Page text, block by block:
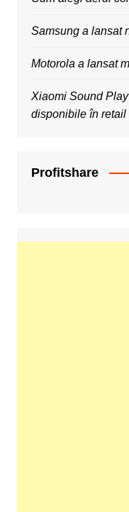
Samsung a lansat
Motorola a lansat
Xiaomi Sound
disponibile în retail
Profitshare